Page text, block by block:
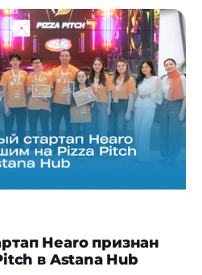
Мероприятие
цифровой
школьников с
Экскурсия
видеопослания
Жаслана
деятельности Astana
Hearo признан
в Astana Hub